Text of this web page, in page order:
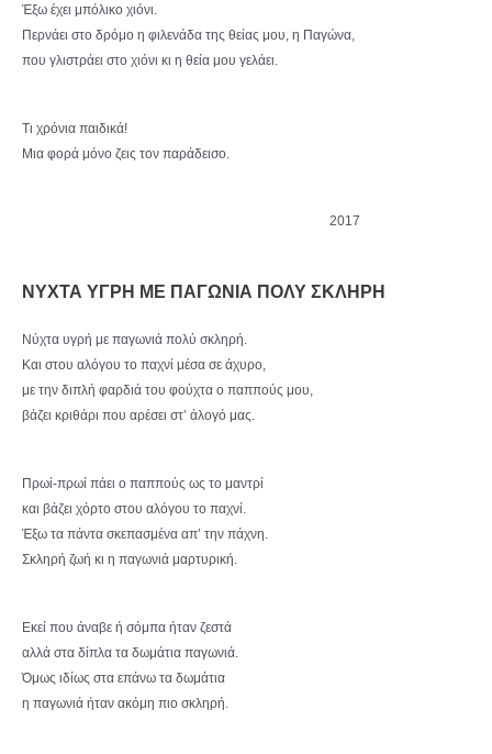
Έξω έχει μπόλικο χιόνι.
Περνάει στο δρόμο η φιλενάδα της θείας μου, η Παγώνα,
που γλιστράει στο χιόνι κι η θεία μου γελάει.
Τι χρόνια παιδικά!
Μια φορά μόνο ζεις τον παράδεισο.
2017
ΝΥΧΤΑ ΥΓΡΗ ΜΕ ΠΑΓΩΝΙΑ ΠΟΛΥ ΣΚΛΗΡΗ
Νύχτα υγρή με παγωνιά πολύ σκληρή.
Και στου αλόγου το παχνί μέσα σε άχυρο,
με την διπλή φαρδιά του φούχτα ο παππούς μου,
βάζει κριθάρι που αρέσει στ’ άλογό μας.
Πρωί-πρωί πάει ο παππούς ως το μαντρί
και βάζει χόρτο στου αλόγου το παχνί.
Έξω τα πάντα σκεπασμένα απ’ την πάχνη.
Σκληρή ζωή κι η παγωνιά μαρτυρική.
Εκεί που άναβε ή σόμπα ήταν ζεστά
αλλά στα δίπλα τα δωμάτια παγωνιά.
Όμως ιδίως στα επάνω τα δωμάτια
η παγωνιά ήταν ακόμη πιο σκληρή.